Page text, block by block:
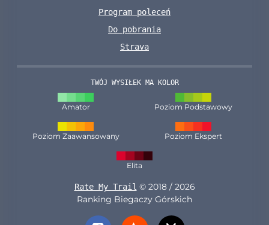
Program poleceń
Do pobrania
Strava
TWÓJ WYSIŁEK MA KOLOR
Amator Poziom Podstawowy
Poziom Zaawansowany Poziom Ekspert
Elita
Rate My Trail © 2018 / 2026
Ranking Biegaczy Górskich